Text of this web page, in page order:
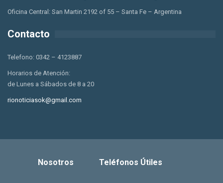
Oficina Central: San Martin 2192 of 55 – Santa Fe – Argentina
Contacto
Telefono: 0342 – 4123887
Horarios de Atención:
de Lunes a Sábados de 8 a 20
rionoticiasok@gmail.com
Nosotros Teléfonos Útiles